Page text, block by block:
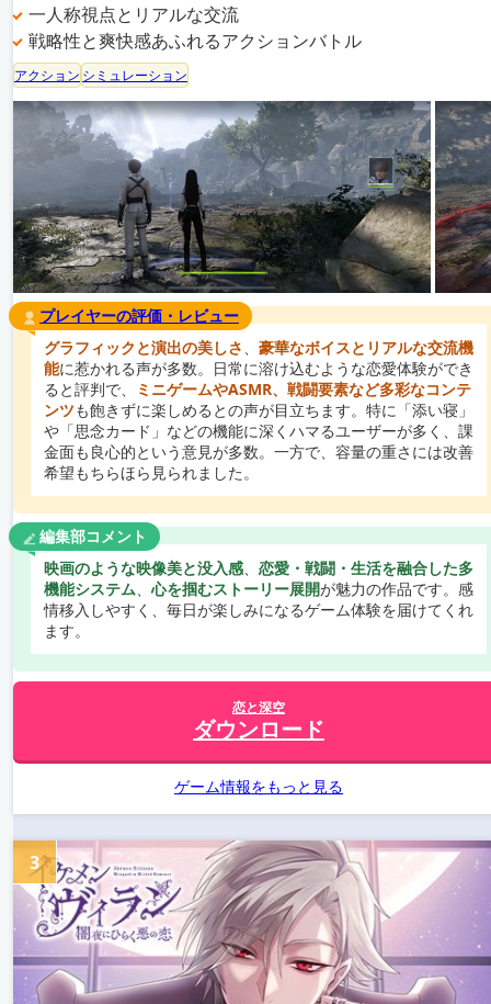
一人称視点とリアルな交流
戦略性と爽快感あふれるアクションバトル
アクション シミュレーション
プレイヤーの評価・レビュー
グラフィックと演出の美しさ、 豪華なボイスとリアルな交流機
能に惹かれる声が多数。日常に溶け込むような恋愛体験ができ
ると評判で、
ミニゲームやASMR、戦闘要素など多彩なコンテ
ンツも飽きずに楽しめるとの声が目立ちます。特に「添い寝」
や「思念カード」などの機能に深くハマるユーザーが多く、課
金面も良心的という意見が多数。一方で、容量の重さには改善
希望もちらほら見られました。
編集部コメント
映画のような映像美と没入感、 恋愛・戦闘・生活を融合した多
機能システム、 心を掴むストーリー展開が魅力の作品です。感
情移入しやすく、毎日が楽しみになるゲーム体験を届けてくれ
ます。
恋と深空
ダウンロード
ゲーム情報をもっと見る
3